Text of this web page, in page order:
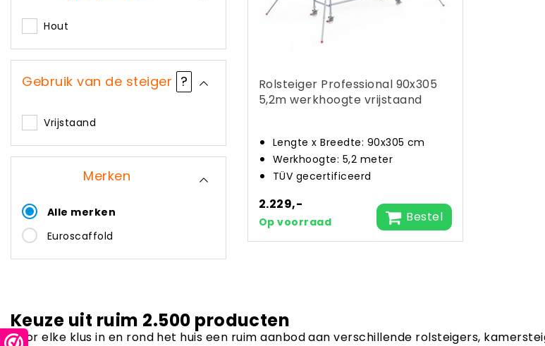
Hout
Gebruik van de steiger ?
Vrijstaand
Merken
Alle merken
Euroscaffold
Rolsteiger Professional 90x305
5,2m werkhoogte vrijstaand
Lengte x Breedte: 90x305 cm
Werkhoogte: 5,2 meter
TÜV gecertificeerd
2.229,-
Op voorraad Bestel
Keuze uit ruim 2.500 producten
Voor elke klus in en rond het huis een ruim aanbod aan verschillende rolsteigers,